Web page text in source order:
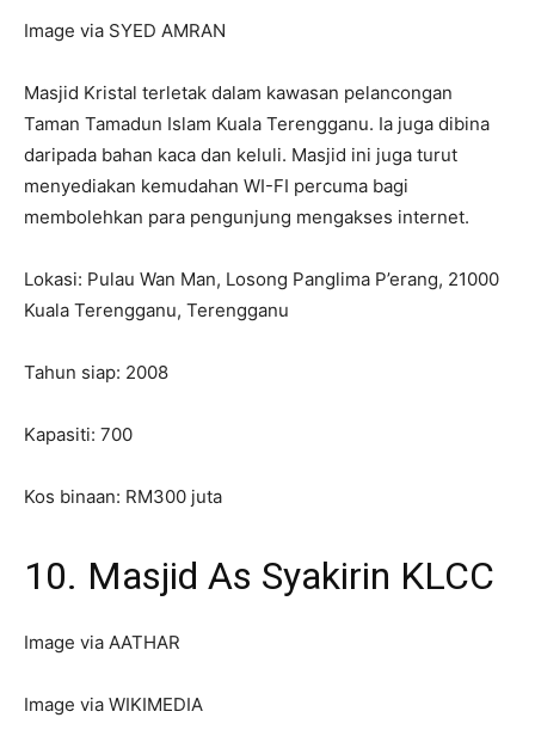
Image via SYED AMRAN
Masjid Kristal terletak dalam kawasan pelancongan
Taman Tamadun Islam Kuala Terengganu. Ia juga dibina
daripada bahan kaca dan keluli. Masjid ini juga turut
menyediakan kemudahan WI-FI percuma bagi
membolehkan para pengunjung mengakses internet.
Lokasi: Pulau Wan Man, Losong Panglima P’erang, 21000
Kuala Terengganu, Terengganu
Tahun siap: 2008
Kapasiti: 700
Kos binaan: RM300 juta
10. Masjid As Syakirin KLCC
Image via AATHAR
Image via WIKIMEDIA